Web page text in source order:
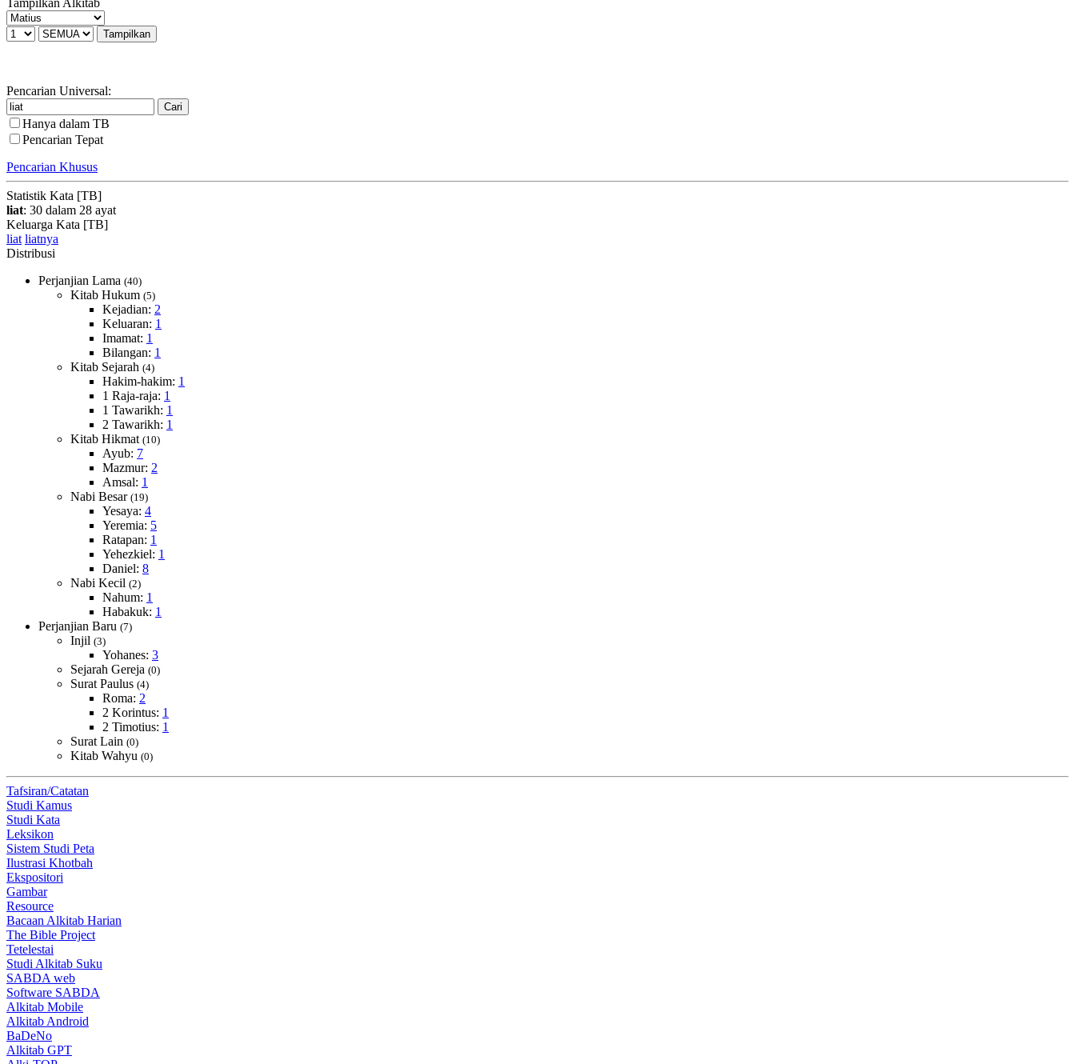
Tampilkan Alkitab
Pencarian Universal:
Hanya dalam TB
Pencarian Tepat
Pencarian Khusus
Statistik Kata [TB]
liat: 30 dalam 28 ayat
Keluarga Kata [TB]
liat liatnya
Distribusi
Perjanjian Lama (40)
Kitab Hukum (5)
Kejadian: 2
Keluaran: 1
Imamat: 1
Bilangan: 1
Kitab Sejarah (4)
Hakim-hakim: 1
1 Raja-raja: 1
1 Tawarikh: 1
2 Tawarikh: 1
Kitab Hikmat (10)
Ayub: 7
Mazmur: 2
Amsal: 1
Nabi Besar (19)
Yesaya: 4
Yeremia: 5
Ratapan: 1
Yehezkiel: 1
Daniel: 8
Nabi Kecil (2)
Nahum: 1
Habakuk: 1
Perjanjian Baru (7)
Injil (3)
Yohanes: 3
Sejarah Gereja (0)
Surat Paulus (4)
Roma: 2
2 Korintus: 1
2 Timotius: 1
Surat Lain (0)
Kitab Wahyu (0)
Tafsiran/Catatan
Studi Kamus
Studi Kata
Leksikon
Sistem Studi Peta
Ilustrasi Khotbah
Ekspositori
Gambar
Resource
Bacaan Alkitab Harian
The Bible Project
Tetelestai
Studi Alkitab Suku
SABDA web
Software SABDA
Alkitab Mobile
Alkitab Android
BaDeNo
Alkitab GPT